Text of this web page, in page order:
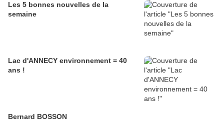
Les 5 bonnes nouvelles de la
semaine
Lac d'ANNECY environnement = 40
ans !
Bernard BOSSON